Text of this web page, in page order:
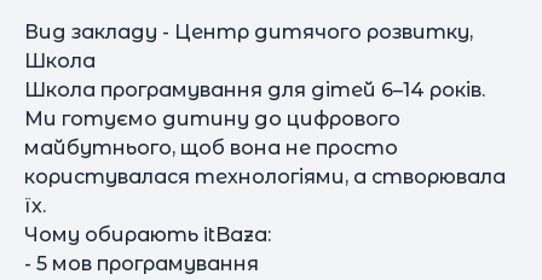
Вид закладу - Центр дитячого розвитку,
Школа
Школа програмування для дітей 6–14 років.
Ми готуємо дитину до цифрового
майбутнього, щоб вона не просто
користувалася технологіями, а створювала
їх.
Чому обирають itBaza:
- 5 мов програмування